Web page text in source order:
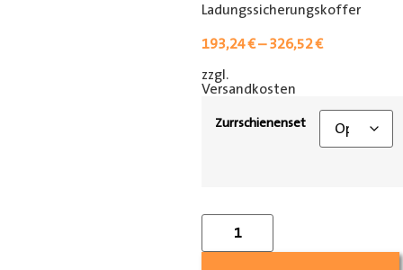
Ladungssicherungskoffer
193,24€–326,52€
zzgl.
Versandkosten
Zurrschienenset